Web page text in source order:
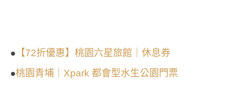
● 【72折優惠】桃園六星旅館｜休息券
●桃園青埔｜Xpark 都會型水生公園門票